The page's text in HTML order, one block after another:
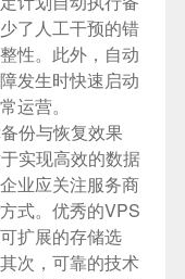
了人工干预的错
性。此外，自动
发生时快速启动
运营。
份与恢复效果
实现高效的数据
业应关注服务商
式。优秀的VPS
扩展的存储选
次，可靠的技术